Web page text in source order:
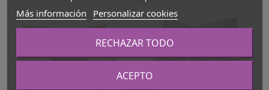
Más información Personalizar cookies
RECHAZAR TODO
ACEPTO